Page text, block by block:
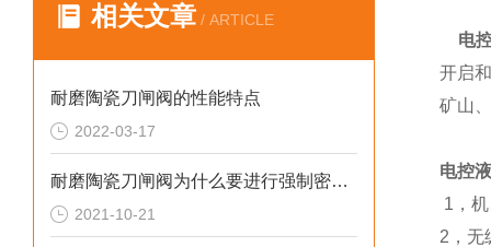
相关文章 / ARTICLE
耐磨陶瓷刀闸阀的性能特点
2022-03-17
耐磨陶瓷刀闸阀为什么要进行强制密封呢?
2021-10-21
电控
开启
矿山
电控
1，
2，无